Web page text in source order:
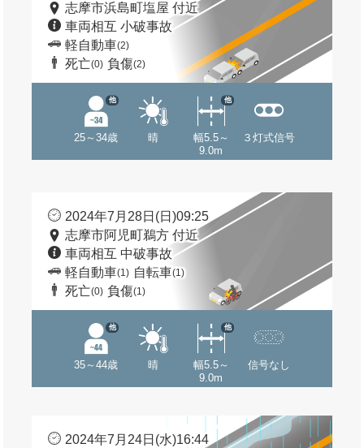
志摩市浜島町塩屋 付近
車両相互 小破事故
軽自動車(2)
死亡(0) 負傷(2)
25～34歳
他
晴
幅5.5～
9.0m
他
３灯式信号
2024年7月28日(日)09:25
志摩市阿児町鵜方 付近
車両相互 中破事故
軽自動車(1) 自転車(1)
死亡(0) 負傷(1)
35～44歳
他
晴
幅5.5～
9.0m
他
信号なし
2024年7月24日(水)16:44